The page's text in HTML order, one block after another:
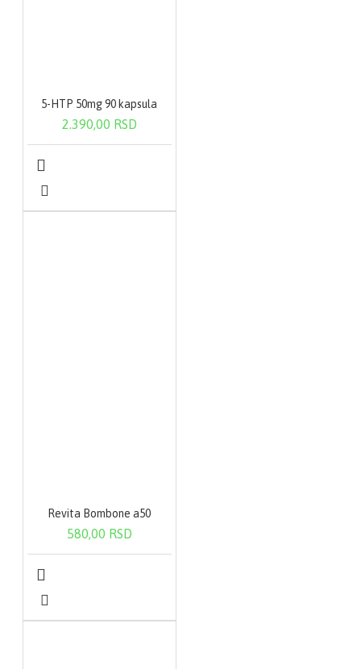
5-HTP 50mg 90 kapsula
2.390,00 RSD
Revita Bombone a50
580,00 RSD